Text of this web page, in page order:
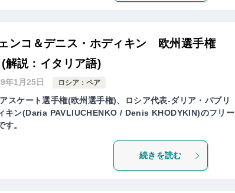
ンコ＆デニス・ホディキン 欧州選手権
説：イタリア語)
年1月25日 ロシア：ペア
スケート選手権(欧州選手権)、ロシア代表-ダリア・パブリ
キン(Daria PAVLIUCHENKO / Denis KHODYKIN)のフリー
。
続きを読む